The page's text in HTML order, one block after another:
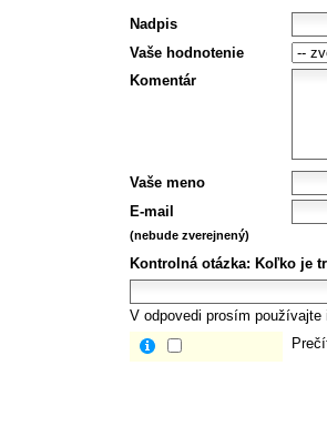
Nadpis
Vaše hodnotenie
Komentár
Vaše meno
E-mail
(nebude zverejnený)
Kontrolná otázka: Koľko je
V odpovedi prosím